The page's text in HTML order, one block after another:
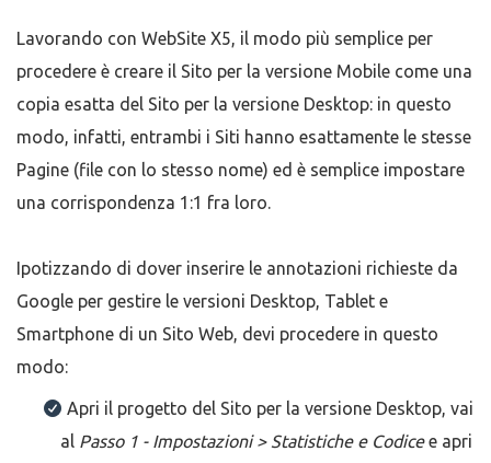
Lavorando con WebSite X5, il modo più semplice per
procedere è creare il Sito per la versione Mobile come una
copia esatta del Sito per la versione Desktop: in questo
modo, infatti, entrambi i Siti hanno esattamente le stesse
Pagine (file con lo stesso nome) ed è semplice impostare
una corrispondenza 1:1 fra loro.
Ipotizzando di dover inserire le annotazioni richieste da
Google per gestire le versioni Desktop, Tablet e
Smartphone di un Sito Web, devi procedere in questo
modo:
Apri il progetto del Sito per la versione Desktop, vai
al Passo 1 - Impostazioni > Statistiche e Codicee apri